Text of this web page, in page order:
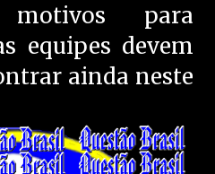
para
equipes devem
ainda neste